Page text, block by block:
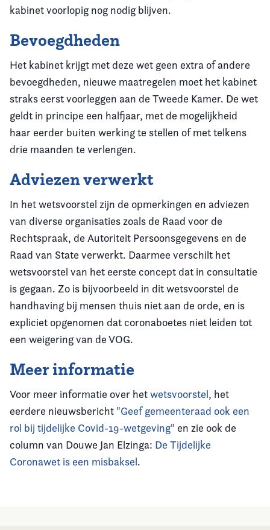
kabinet voorlopig nog nodig blijven.
Bevoegdheden
Het kabinet krijgt met deze wet geen extra of andere
bevoegdheden, nieuwe maatregelen moet het kabinet
straks eerst voorleggen aan de Tweede Kamer. De wet
geldt in principe een halfjaar, met de mogelijkheid
haar eerder buiten werking te stellen of met telkens
drie maanden te verlengen.
Adviezen verwerkt
In het wetsvoorstel zijn de opmerkingen en adviezen
van diverse organisaties zoals de Raad voor de
Rechtspraak, de Autoriteit Persoonsgegevens en de
Raad van State verwerkt. Daarmee verschilt het
wetsvoorstel van het eerste concept dat in consultatie
is gegaan. Zo is bijvoorbeeld in dit wetsvoorstel de
handhaving bij mensen thuis niet aan de orde, en is
expliciet opgenomen dat coronaboetes niet leiden tot
een weigering van de VOG.
Meer informatie
Voor meer informatie over hetwetsvoorstel, het
eerdere nieuwsbericht "Geef gemeenteraad ook een
rol bij tijdelijke Covid-19-wetgeving" en zie ook de
column van Douwe Jan Elzinga: De Tijdelijke
Coronawet is een misbaksel.